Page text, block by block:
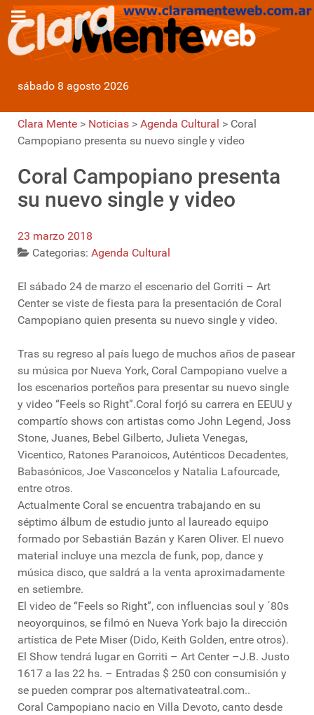
sábado 8 agosto 2026
Clara Mente > Noticias > Agenda Cultural > Coral
Campopiano presenta su nuevo single y video
Coral Campopiano presenta
su nuevo single y video
23 marzo 2018
Categorias: Agenda Cultural
El sábado 24 de marzo el escenario del Gorriti – Art
Center se viste de fiesta para la presentación de Coral
Campopiano quien presenta su nuevo single y video.
Tras su regreso al país luego de muchos años de pasear
su música por Nueva York, Coral Campopiano vuelve a
los escenarios porteños para presentar su nuevo single
y video “Feels so Right”.Coral forjó su carrera en EEUU y
compartío shows con artistas como John Legend, Joss
Stone, Juanes, Bebel Gilberto, Julieta Venegas,
Vicentico, Ratones Paranoicos, Auténticos Decadentes,
Babasónicos, Joe Vasconcelos y Natalia Lafourcade,
entre otros.
Actualmente Coral se encuentra trabajando en su
séptimo álbum de estudio junto al laureado equipo
formado por Sebastián Bazán y Karen Oliver. El nuevo
material incluye una mezcla de funk, pop, dance y
música disco, que saldrá a la venta aproximadamente
en setiembre.
El video de “Feels so Right”, con influencias soul y ´80s
neoyorquinos, se filmó en Nueva York bajo la dirección
artística de Pete Miser (Dido, Keith Golden, entre otros).
El Show tendrá lugar en Gorriti – Art Center –J.B. Justo
1617 a las 22 hs. – Entradas $ 250 con consumisión y
se pueden comprar pos alternativateatral.com..
Coral Campopiano nacio en Villa Devoto, canto desde